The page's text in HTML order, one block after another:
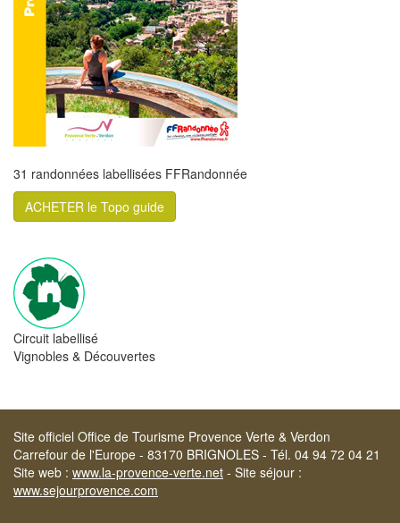
31 randonnées labellisées FFRandonnée
ACHETER le Topo guide
Circuit labellisé
Vignobles & Découvertes
Site officiel Office de Tourisme Provence Verte & Verdon
Carrefour de l'Europe - 83170 BRIGNOLES - Tél. 04 94 72 04 21
Site web : www.la-provence-verte.net - Site séjour :
www.sejourprovence.com